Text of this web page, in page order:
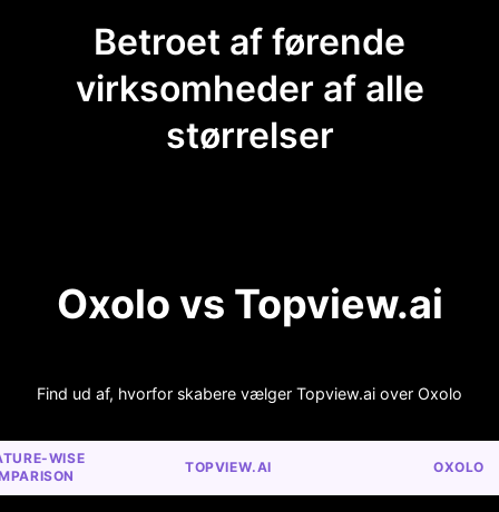
Betroet af førende
virksomheder af alle
størrelser
Oxolo vs Topview.ai
Find ud af, hvorfor skabere vælger Topview.ai over Oxolo
WISE
TOPVIEW.AI OXOLO